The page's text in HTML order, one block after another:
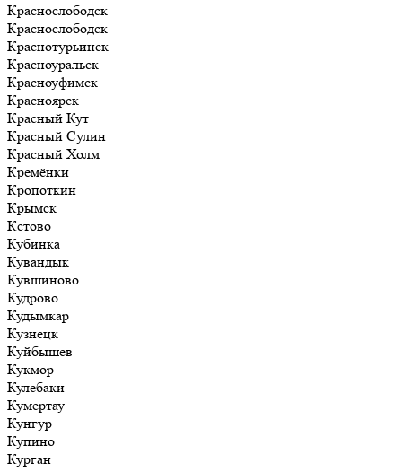
Краснослободск
Краснослободск
Краснотурьинск
Красноуральск
Красноуфимск
Красноярск
Красный Кут
Красный Сулин
Красный Холм
Кремёнки
Кропоткин
Крымск
Кстово
Кубинка
Кувандык
Кувшиново
Кудрово
Кудымкар
Кузнецк
Куйбышев
Кукмор
Кулебаки
Кумертау
Кунгур
Купино
Курган